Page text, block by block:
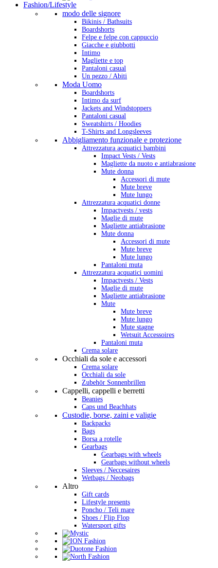
Fashion/Lifestyle
modo delle signore
Bikinis / Bathsuits
Boardshorts
Felpe e felpe con cappuccio
Giacche e giubbotti
Intimo
Magliette e top
Pantaloni casual
Un pezzo / Abiti
Moda Uomo
Boardshorts
Intimo da surf
Jackets and Windstoppers
Pantaloni casual
Sweatshirts / Hoodies
T-Shirts and Longsleeves
Abbigliamento funzionale e protezione
Attrezzatura acquatici bambini
Impact Vests / Vests
Magliette da nuoto e antiabrasione
Mute donna
Accessori di mute
Mute breve
Mute lungo
Attrezzatura acquatici donne
Impactvests / vests
Maglie di mute
Magliette antiabrasione
Mute donna
Accessori di mute
Mute breve
Mute lungo
Pantaloni muta
Attrezzatura acquatici uomini
Impactvests / Vests
Maglie di mute
Magliette antiabrasione
Mute
Mute breve
Mute lungo
Mute stagne
Wetsuit Accessoires
Pantaloni muta
Crema solare
Occhiali da sole e accessori
Crema solare
Occhiali da sole
Zubehör Sonnenbrillen
Cappelli, cappelli e berretti
Beanies
Caps und Beachhats
Custodie, borse, zaini e valigie
Backpacks
Bags
Borsa a rotelle
Gearbags
Gearbags with wheels
Gearbags without wheels
Sleeves / Neccesaires
Wetbags / Neobags
Altro
Gift cards
Lifestyle presents
Poncho / Teli mare
Shoes / Flip Flop
Watersport gifts